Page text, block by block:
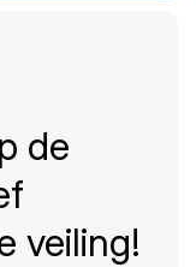
de
veiling!